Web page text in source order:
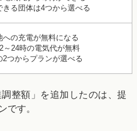
きる団体は4つから選べる
への充電が無料になる
～24時の電気代が無料
2つからプランが選べる
整額」を追加したのは、提
です。